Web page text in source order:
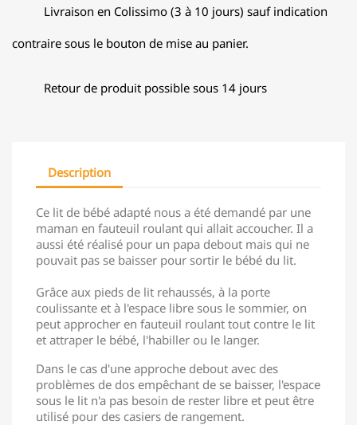
Livraison en Colissimo (3 à 10 jours) sauf indication
contraire sous le bouton de mise au panier.
Retour de produit possible sous 14 jours
Description
Ce lit de bébé adapté nous a été demandé par une
maman en fauteuil roulant qui allait accoucher. Il a
aussi été réalisé pour un papa debout mais qui ne
pouvait pas se baisser pour sortir le bébé du lit.
Grâce aux pieds de lit rehaussés, à la porte
coulissante et à l'espace libre sous le sommier, on
peut approcher en fauteuil roulant tout contre le lit
et attraper le bébé, l'habiller ou le langer.
Dans le cas d'une approche debout avec des
problèmes de dos empêchant de se baisser, l'espace
sous le lit n'a pas besoin de rester libre et peut être
utilisé pour des casiers de rangement.